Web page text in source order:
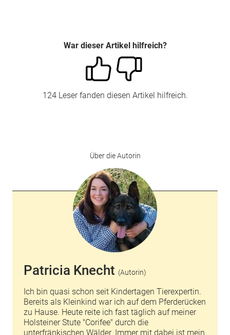
War dieser Artikel hilfreich?
124 Leser fanden diesen Artikel hilfreich.
Über die Autorin
Patricia Knecht (Autorin)
Ich bin quasi schon seit Kindertagen Tierexpertin.
Bereits als Kleinkind war ich auf dem Pferderücken
zu Hause. Heute reite ich fast täglich auf meiner
Holsteiner Stute "Corifee" durch die
unterfränkischen Wälder. Immer mit dabei ist mein